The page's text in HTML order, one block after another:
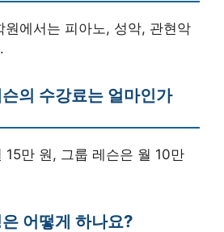
원에서는 피아노, 성악, 관현악
의 수강료는 얼마인가
15만 원, 그룹 레슨은 월 10만
어떻게 하나요?